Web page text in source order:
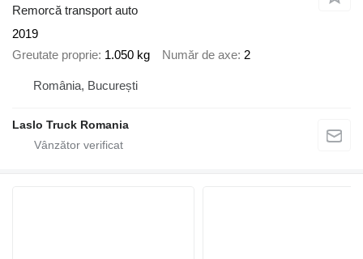
Remorcă transport auto
2019
Greutate proprie 1.050 kg Număr de axe 2
România, București
Laslo Truck Romania